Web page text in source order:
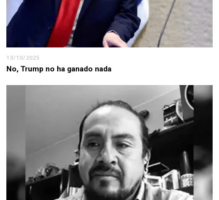
13/10/2025
No, Trump no ha ganado nada